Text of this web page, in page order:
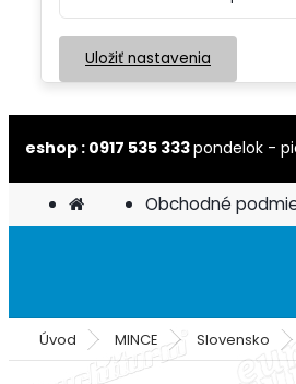
Uložiť nastavenia
eshop : 0917 535 333pondelok -
Obchodné
Úvod MINCE Slovensko